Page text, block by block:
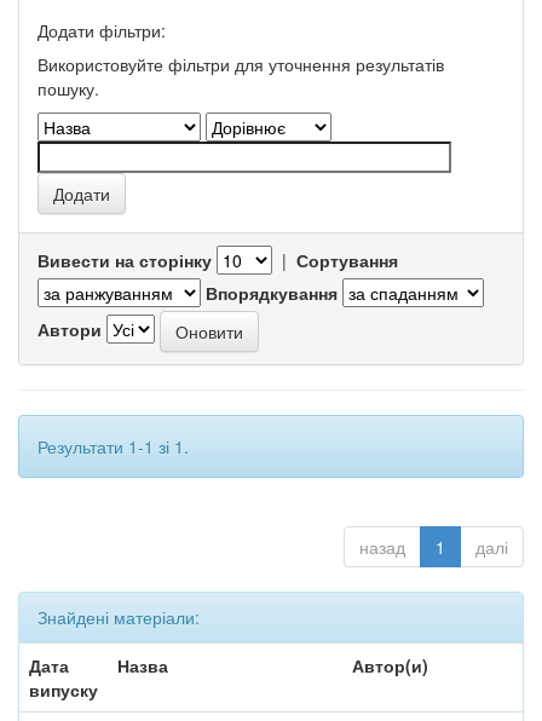
Додати фільтри:
Використовуйте фільтри для уточнення результатів
пошуку.
Вивести на сторінку | Сортування
Впорядкування
Автори
Результати 1-1 зі 1.
назад 1 далі
Знайдені матеріали:
Дата
випуску
Назва Автор(и)